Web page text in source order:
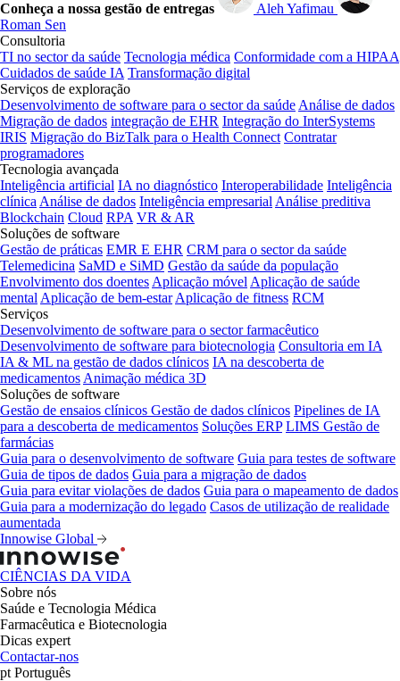
Conheça a nossa gestão de entregas
Aleh Yafimau
Roman Sen
Consultoria
TI no sector da saúde Tecnologia médica Conformidade com a HIPAA
Cuidados de saúde IA Transformação digital
Serviços de exploração
Desenvolvimento de software para o sector da saúde Análise de dados
Migração de dados integração de EHR Integração do InterSystems
IRIS Migração do BizTalk para o Health Connect Contratar
programadores
Tecnologia avançada
Inteligência artificial IA no diagnóstico Interoperabilidade Inteligência
clínica Análise de dados Inteligência empresarial Análise preditiva
Blockchain Cloud RPA VR & AR
Soluções de software
Gestão de práticas EMR E EHR CRM para o sector da saúde
Telemedicina SaMD e SiMD Gestão da saúde da população
Envolvimento dos doentes Aplicação móvel Aplicação de saúde
mental Aplicação de bem-estar Aplicação de fitness RCM
Serviços
Desenvolvimento de software para o sector farmacêutico
Desenvolvimento de software para biotecnologia Consultoria em IA
IA & ML na gestão de dados clínicos IA na descoberta de
medicamentos Animação médica 3D
Soluções de software
Gestão de ensaios clínicos Gestão de dados clínicos Pipelines de IA
para a descoberta de medicamentos Soluções ERP LIMS Gestão de
farmácias
Guia para o desenvolvimento de software Guia para testes de software
Guia de tipos de dados Guia para a migração de dados
Guia para evitar violações de dados Guia para o mapeamento de dados
Guia para a modernização do legado Casos de utilização de realidade
aumentada
Innowise Global
CIÊNCIAS DA VIDA
Sobre nós
Saúde e Tecnologia Médica
Farmacêutica e Biotecnologia
Dicas expert
Contactar-nos
pt Português